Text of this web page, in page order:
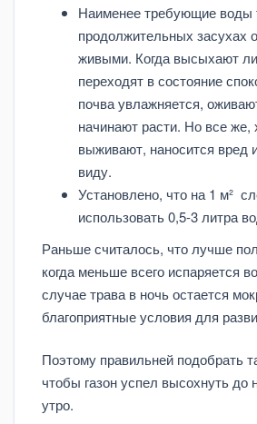
Наименее требующие воды
продолжительных засухах
живыми. Когда высыхают
переходят в состояние
почва увлажняется,
начинают расти. Но все же,
выживают, наносится вред
виду.
Установлено, что на 1 м²
использовать 0,5-3 литра
Раньше считалось, что лучше
когда меньше всего испаряется
случае трава в ночь остается
благоприятные условия для
Поэтому правильней подобрать
чтобы газон успел высохнуть до
утро.